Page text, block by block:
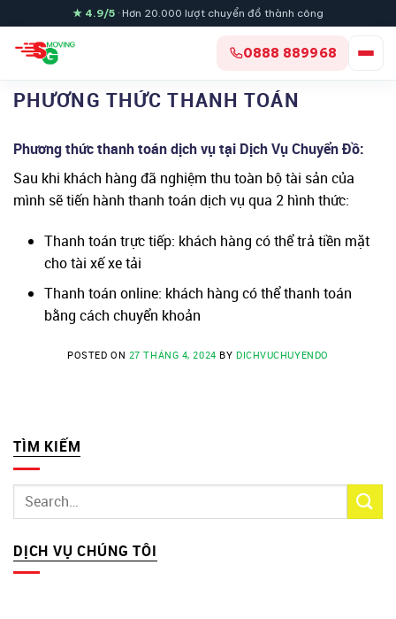
to
content
★ 4.9/5 · Hơn 20.000 lượt chuyển đồ thành công
0888 889968
PHƯƠNG THỨC THANH TOÁN
Phương thức thanh toán dịch vụ tại Dịch Vụ Chuyển Đồ:
Sau khi khách hàng đã nghiệm thu toàn bộ tài sản của
mình sẽ tiến hành thanh toán dịch vụ qua 2 hình thức:
Thanh toán trực tiếp: khách hàng có thể trả tiền mặt
cho tài xế xe tải
Thanh toán online: khách hàng có thể thanh toán
bằng cách chuyển khoản
POSTED ON 27 THÁNG 4, 2024 BY DICHVUCHUYENDO
TÌM KIẾM
DỊCH VỤ CHÚNG TÔI